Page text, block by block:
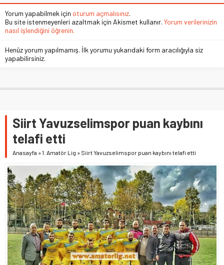
Yorum yapabilmek için oturum açmalısınız.
Bu site istenmeyenleri azaltmak için Akismet kullanır. Yorum verilerinizin
nasıl işlendiğini öğrenin.
Henüz yorum yapılmamış. İlk yorumu yukarıdaki form aracılığıyla siz
yapabilirsiniz.
Siirt Yavuzselimspor puan kaybını
telafi etti
Anasayfa »1. Amatör Lig » Siirt Yavuzselimspor puan kaybını telafi etti